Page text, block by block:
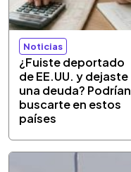
Noticias
¿Fuiste deportado
de EE.UU. y dejaste
una deuda? Podrían
buscarte en estos
países